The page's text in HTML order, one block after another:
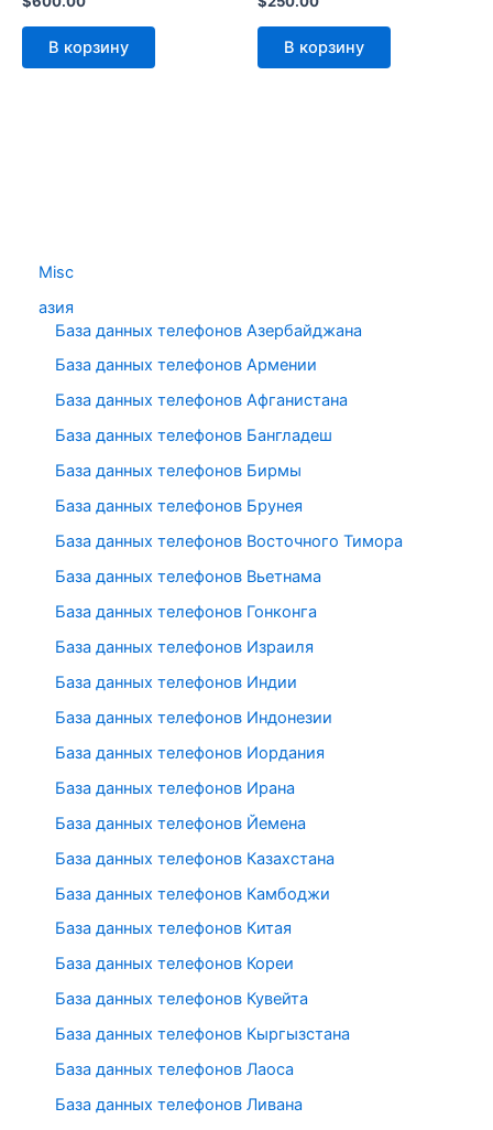
Misc
азия
База данных телефонов Азербайджана
База данных телефонов Армении
База данных телефонов Афганистана
База данных телефонов Бангладеш
База данных телефонов Бирмы
База данных телефонов Брунея
База данных телефонов Восточного Тимора
База данных телефонов Вьетнама
База данных телефонов Гонконга
База данных телефонов Израиля
База данных телефонов Индии
База данных телефонов Индонезии
База данных телефонов Иордания
База данных телефонов Ирана
База данных телефонов Йемена
База данных телефонов Казахстана
База данных телефонов Камбоджи
База данных телефонов Китая
База данных телефонов Кореи
База данных телефонов Кувейта
База данных телефонов Кыргызстана
База данных телефонов Лаоса
База данных телефонов Ливана
В корзину В корзину